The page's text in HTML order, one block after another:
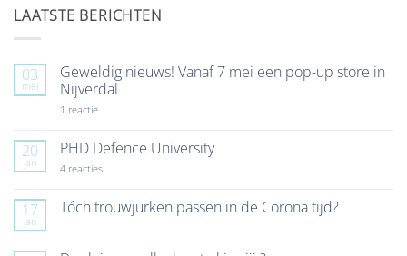
LAATSTE BERICHTEN
03
mei
Geweldig nieuws! Vanaf 7 mei een pop-up store in
Nijverdal
1 reactieop
Vanaf
7
mei
up
store
20
jan
PHD Defence University
4 reactiesop
University
17
jan
Tóch trouwjurken passen in de Corona tijd?